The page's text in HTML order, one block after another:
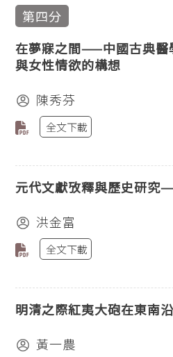
第四分
在夢寐之間——中國古典醫
與女性情欲的構想
陳秀芬
全文下載
元代文獻攷釋與歷史研究
洪金富
全文下載
明清之際紅夷大砲在東南
黃一農